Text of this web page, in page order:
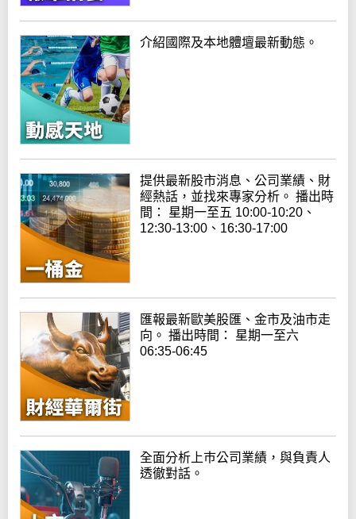
介紹國際及本地體壇最新動態。
提供最新股市消息、公司業績、財
經熱話，並找來專家分析。 播出時
間： 星期一至五 10:00-10:20、
12:30-13:00、16:30-17:00
匯報最新歐美股匯、金市及油市走
向。 播出時間： 星期一至六
06:35-06:45
全面分析上巿公司業績，與負責人
透徹對話。